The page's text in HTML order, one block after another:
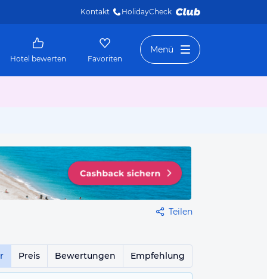
Kontakt HolidayCheck
Hotel bewerten Favoriten
Menü
Teilen
Preis Bewertungen Empfehlung